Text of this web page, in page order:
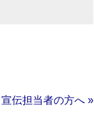
伝担当者の方へ »